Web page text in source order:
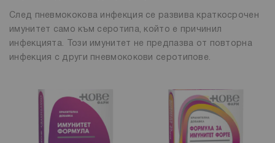
След пневмококова инфекция се развива краткосрочен
имунитет само към серотипа, който е причинил
инфекцията. Този имунитет не предпазва от повторна
инфекция с други пневмококови серотипове.